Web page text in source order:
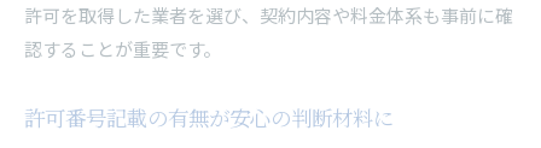
許可を取得した業者を選び、契約内容や料金体系も事前に確
認することが重要です。
許可番号記載の有無が安心の判断材料に